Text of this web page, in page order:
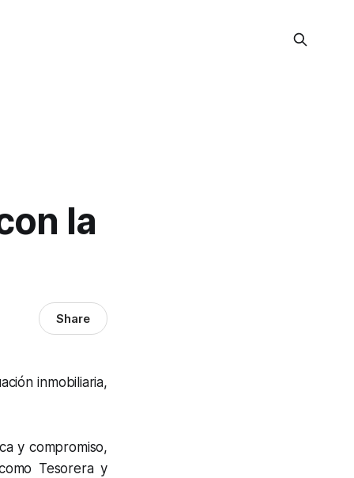
la
Share
inmobiliaria,
y compromiso,
Tesorera y